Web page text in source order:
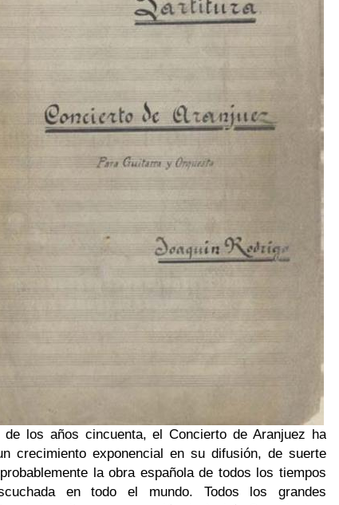
de los años cincuenta, el Concierto de Aranjuez ha
crecimiento exponencial en su difusión, de suerte
la obra española de todos los tiempos
en todo el mundo. Todos los grandes